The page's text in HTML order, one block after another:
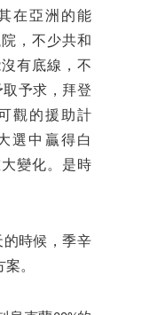
在亞洲的能
，不少共和
有底線，不
取予求，拜登
觀的援助計
選中贏得白
變化。是時
的時候，季辛
。